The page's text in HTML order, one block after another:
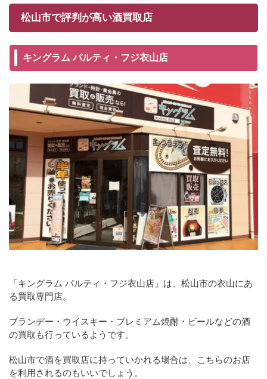
松山市で評判が高い酒買取店
キングラム パルティ・フジ衣山店
「キングラム パルティ・フジ衣山店」は、松山市の衣山にあ
る買取専門店。
ブランデー・ウイスキー・プレミアム焼酎・ビールなどの酒
の買取も行っているようです。
松山市で酒を買取店に持っていかれる場合は、こちらのお店
を利用されるのもいいでしょう。